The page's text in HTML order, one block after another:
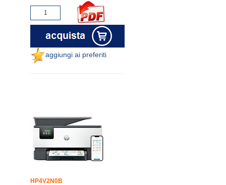
aggiungi ai preferiti
HP4V2N0B